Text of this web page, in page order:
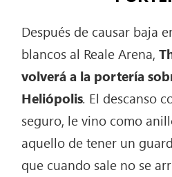
Después de causar baja
blancos al Reale Arena,
volverá a la portería
Heliópolis. El descanso
seguro, le vino como
aquello de tener un
que cuando sale no se